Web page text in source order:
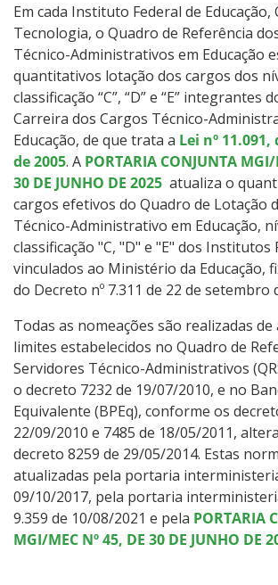
Em cada Instituto Federal de Educação,
Tecnologia, o Quadro de Referência
Técnico-Administrativos em Educação
quantitativos lotação dos cargos dos
classificação “C”, “D” e “E” integrantes
Carreira dos Cargos Técnico-
Educação, de que trata a Lei nº
de 2005. A PORTARIA CONJUNTA MGI/
30 DE JUNHO DE 2025 atualiza o
cargos efetivos do Quadro de Lotação
Técnico-Administrativo em Educação,
classificação "C, "D" e "E" dos Institutos
vinculados ao Ministério da Educação,
do Decreto nº 7.311 de 22 de setembro
Todas as nomeações são realizadas
limites estabelecidos no Quadro de
Servidores Técnico-Administrativos
o decreto 7232 de 19/07/2010, e no
Equivalente (BPEq), conforme os
22/09/2010 e 7485 de 18/05/2011,
decreto 8259 de 29/05/2014. Estas
atualizadas pela portaria
09/10/2017, pela portaria
9.359 de 10/08/2021 e pela PORTARIA
MGI/MEC Nº 45, DE 30 DE JUNHO DE